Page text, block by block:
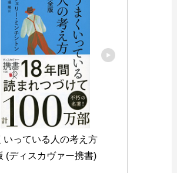
いっている人の考え方
(ディスカヴァー携書)